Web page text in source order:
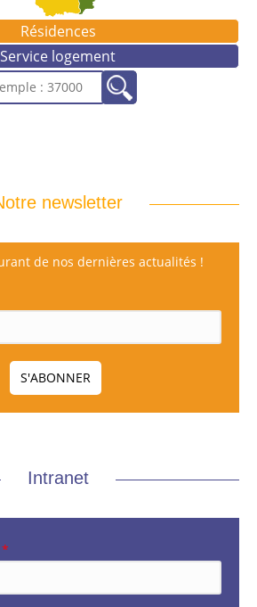
Résidences
Service logement
newsletter
de nos dernières actualités !
Intranet
*